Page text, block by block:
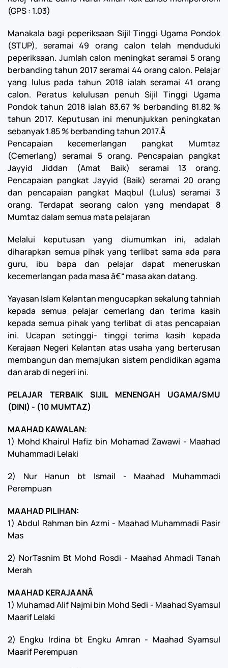
(GPS : 1.03)
Manakala bagi peperiksaan Sijil Tinggi Ugama Pondok
(STUP), seramai 49 orang calon telah menduduki
peperiksaan. Jumlah calon meningkat seramai 5 orang
berbanding tahun 2017 seramai 44 orang calon. Pelajar
yang lulus pada tahun 2018 ialah seramai 41 orang
calon. Peratus kelulusan penuh Sijil Tinggi Ugama
Pondok tahun 2018 ialah 83.67 % berbanding 81.82 %
tahun 2017. Keputusan ini menunjukkan peningkatan
sebanyak 1.85 % berbanding tahun 2017.Â
Pencapaian kecemerlangan pangkat Mumtaz
(Cemerlang) seramai 5 orang. Pencapaian pangkat
Jayyid Jiddan (Amat Baik) seramai 13 orang.
Pencapaian pangkat Jayyid (Baik) seramai 20 orang
dan pencapaian pangkat Maqbul (Lulus) seramai 3
orang. Terdapat seorang calon yang mendapat 8
Mumtaz dalam semua mata pelajaran
Melalui keputusan yang diumumkan ini, adalah
diharapkan semua pihak yang terlibat sama ada para
guru, ibu bapa dan pelajar dapat meneruskan
kecemerlangan pada masa â€“ masa akan datang.
Yayasan Islam Kelantan mengucapkan sekalung tahniah
kepada semua pelajar cemerlang dan terima kasih
kepada semua pihak yang terlibat di atas pencapaian
ini. Ucapan setinggi- tinggi terima kasih kepada
Kerajaan Negeri Kelantan atas usaha yang berterusan
membangun dan memajukan sistem pendidikan agama
dan arab di negeri ini.
PELAJAR TERBAIK SIJIL MENENGAH UGAMA/SMU
(DINI) - (10 MUMTAZ)
MAAHAD KAWALAN:
1) Mohd Khairul Hafiz bin Mohamad Zawawi - Maahad
Muhammadi Lelaki
2) Nur Hanun bt Ismail - Maahad Muhammadi
Perempuan
MAAHAD PILIHAN:
1) Abdul Rahman bin Azmi - Maahad Muhammadi Pasir
Mas
2) NorTasnim Bt Mohd Rosdi - Maahad Ahmadi Tanah
Merah
MAAHAD KERAJAANÂ
1) Muhamad Alif Najmi bin Mohd Sedi - Maahad Syamsul
Maarif Lelaki
2) Engku Irdina bt Engku Amran - Maahad Syamsul
Maarif Perempuan